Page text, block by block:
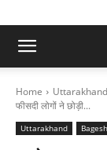
Home Uttarakhand
फीसदी लोगों ने छोड़ी...
Uttarakhand